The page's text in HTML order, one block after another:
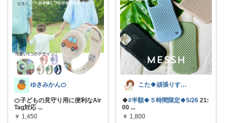
ゆきみかん🍊
🍊子どもの見守り用に便利なAir
Tag対応 ...
￥ 1,450
こた🍀頑張りすぎない主婦
🍀#半額🍀５時間限定🍀5/26 21:
00 ...
￥ 1,800